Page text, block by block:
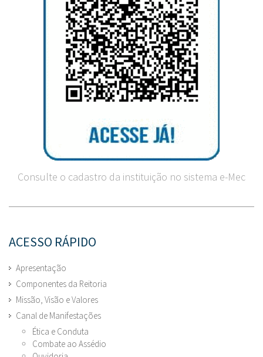
Consulte o cadastro da instituição no sistema e-Mec
ACESSO RÁPIDO
Apresentação
Componentes da Reitoria
Missão, Visão e Valores
Canal de Manifestações
Ética e Conduta
Combate ao Assédio